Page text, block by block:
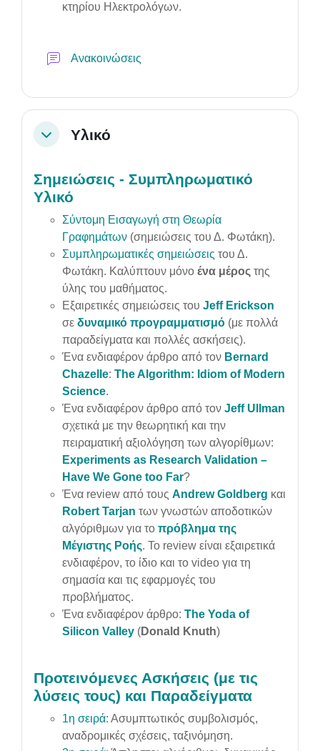
κτηρίου Ηλεκτρολόγων.
Ανακοινώσεις
CollapseΥλικό
Σημειώσεις - Συμπληρωματικό
Υλικό
Σύντομη Εισαγωγή στη Θεωρία
Γραφημάτων (σημειώσεις του Δ. Φωτάκη).
Συμπληρωματικές σημειώσεις του Δ.
Φωτάκη. Καλύπτουν μόνο ένα μέρος της
ύλης του μαθήματος.
Εξαιρετικές σημειώσεις του Jeff Erickson
σε δυναμικό προγραμματισμό (με πολλά
παραδείγματα και πολλές ασκήσεις).
Ένα ενδιαφέρον άρθρο από τον Bernard
Chazelle: The Algorithm: Idiom of Modern
Science.
Ένα ενδιαφέρον άρθρο από τον Jeff Ullman
σχετικά με την θεωρητική και την
πειραματική αξιολόγηση των αλγορίθμων:
Experiments as Research Validation –
Have We Gone too Far?
Ένα review από τους Andrew Goldberg και
Robert Tarjan των γνωστών αποδοτικών
αλγόριθμων για το πρόβλημα της
Μέγιστης Ροής. Το review είναι εξαιρετικά
ενδιαφέρον, το ίδιο και το video για τη
σημασία και τις εφαρμογές του
προβλήματος.
Ένα ενδιαφέρον άρθρο: The Yoda of
Silicon Valley (Donald Knuth)
Προτεινόμενες Ασκήσεις (με τις
λύσεις τους) και Παραδείγματα
1η σειρά: Ασυμπτωτικός συμβολισμός,
αναδρομικές σχέσεις, ταξινόμηση.